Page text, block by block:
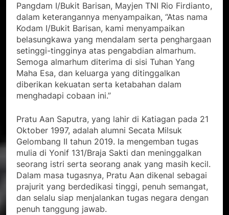
Pangdam I/Bukit Barisan, Mayjen TNI Rio Firdianto,
dalam keterangannya menyampaikan, “Atas nama
Kodam I/Bukit Barisan, kami menyampaikan
belasungkawa yang mendalam serta penghargaan
setinggi-tingginya atas pengabdian almarhum.
Semoga almarhum diterima di sisi Tuhan Yang
Maha Esa, dan keluarga yang ditinggalkan
diberikan kekuatan serta ketabahan dalam
menghadapi cobaan ini.”
Pratu Aan Saputra, yang lahir di Katiagan pada 21
Oktober 1997, adalah alumni Secata Milsuk
Gelombang II tahun 2019. Ia mengemban tugas
mulia di Yonif 131/Braja Sakti dan meninggalkan
seorang istri serta seorang anak yang masih kecil.
Dalam masa tugasnya, Pratu Aan dikenal sebagai
prajurit yang berdedikasi tinggi, penuh semangat,
dan selalu siap menjalankan tugas negara dengan
penuh tanggung jawab.